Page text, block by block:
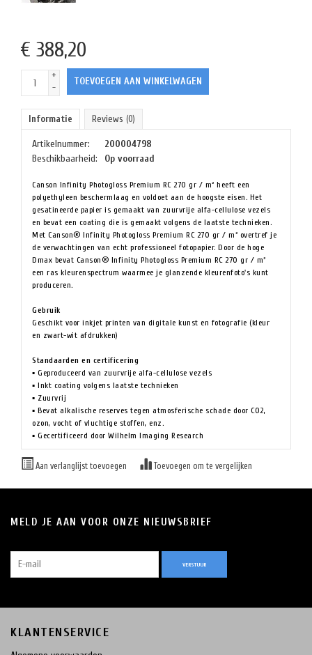
€ 388,20
+
-
TOEVOEGEN AAN WINKELWAGEN
Informatie Reviews (0)
Artikelnummer:
200004798
Beschikbaarheid:
Op voorraad
Canson Infinity Photogloss Premium RC 270 gr / m² heeft een
polyethyleen beschermlaag en voldoet aan de hoogste eisen. Het
gesatineerde papier is gemaakt van zuurvrije alfa-cellulose vezels
en bevat een coating die is gemaakt volgens de laatste technieken.
Met Canson® Infinity Photogloss Premium RC 270 gr / m² overtref je
de verwachtingen van echt professioneel fotopapier. Door de hoge
Dmax bevat Canson® Infinity Photogloss Premium RC 270 gr / m²
een ras kleurenspectrum waarmee je glanzende kleurenfoto's kunt
produceren.
Gebruik
Geschikt voor inkjet printen van digitale kunst en fotografie (kleur
en zwart-wit afdrukken)
Standaarden en certificering
▪ Geproduceerd van zuurvrije alfa-cellulose vezels
▪ Inkt coating volgens laatste technieken
▪ Zuurvrij
▪ Bevat alkalische reserves tegen atmosferische schade door C02,
ozon, vocht of vluchtige stoffen, enz.
▪ Gecertificeerd door Wilhelm Imaging Research
Aan verlanglijst toevoegen Toevoegen om te vergelijken
MELD JE AAN VOOR ONZE NIEUWSBRIEF
VERSTUUR
KLANTENSERVICE